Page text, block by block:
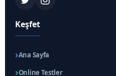
Keşfet
›Ana Sayfa
›Online Testler